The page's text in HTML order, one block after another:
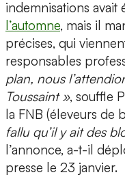
indemnisations avait
l’automne, mais il
précises, qui
responsables
plan, nous
Toussaint », souffle
la FNB (éleveurs de
fallu qu’il y ait des
l’annonce, a-t-il
presse le 23 janvier.